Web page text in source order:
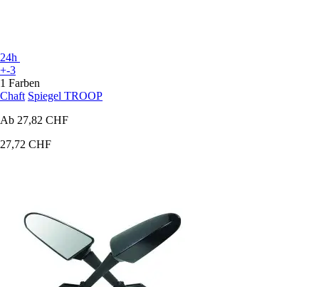
24h
+-3
1 Farben
Chaft Spiegel TROOP
Ab 27,82 CHF
27,72 CHF